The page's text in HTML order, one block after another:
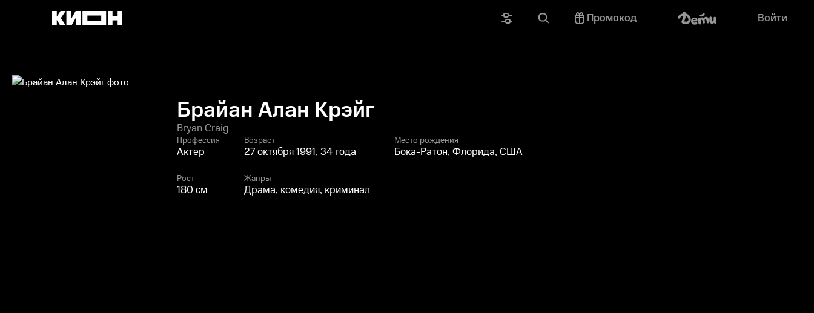
Промокод Войти
Брайан Алан Крэйг
Bryan Craig
Профессия
Актер
Возраст
27 октября 1991, 34 года
Место рождения
Бока-Ратон, Флорида, США
Рост
180 см
Жанры
Драма, комедия, криминал